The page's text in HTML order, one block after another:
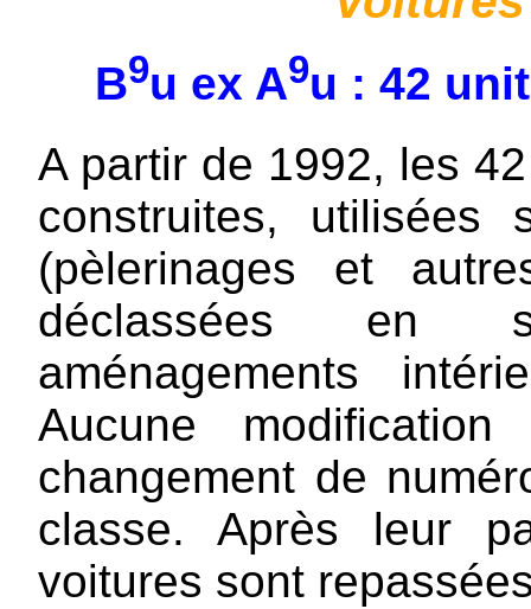
B9u ex A9u : 42
A partir de 1992, les
construites, utilisées
(pèlerinages et
déclassées en
aménagements
Aucune
changement de
classe. Après leur
voitures sont